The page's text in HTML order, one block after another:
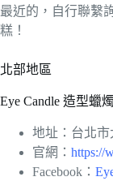
最近的，自行聯繫
糕！
北部地區
Eye Candle 造型蠟
地址：台北市
官網： https://
Facebook：